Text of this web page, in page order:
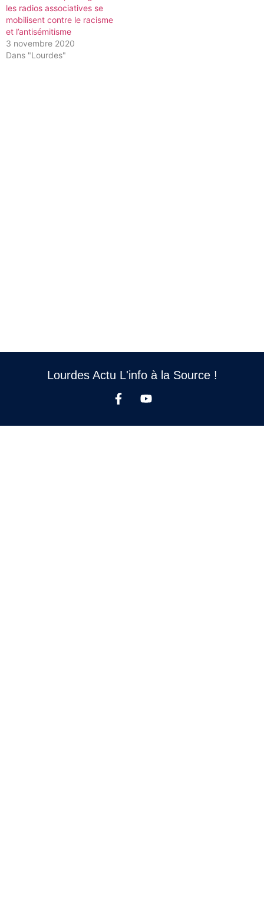
les radios associatives se
mobilisent contre le racisme
et l’antisémitisme
3 novembre 2020
Dans "Lourdes"
Lourdes Actu L'info à la Source !